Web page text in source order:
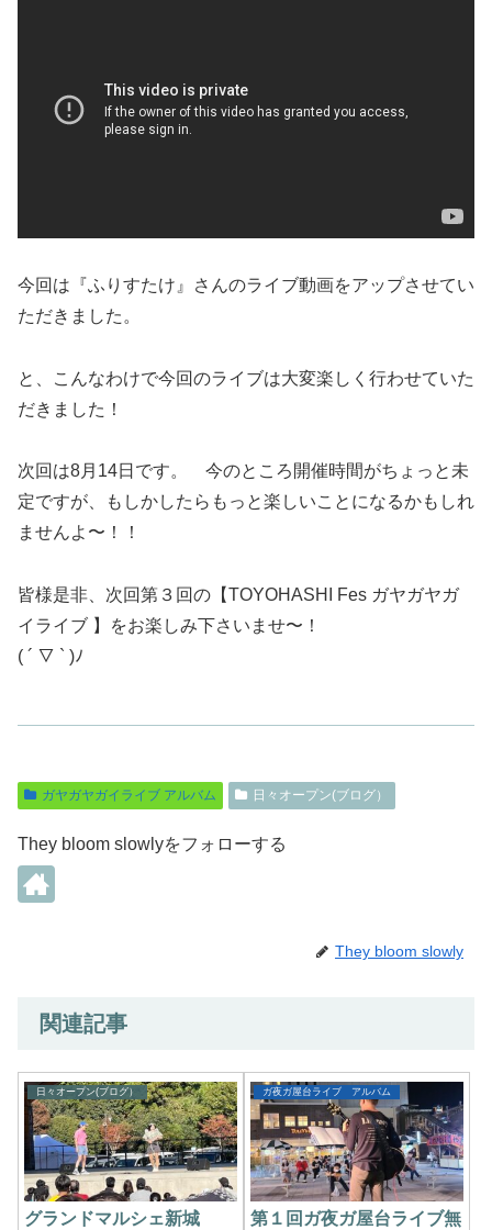
今回は『ふりすたけ』さんのライブ動画をアップさせてい
ただきました。
と、こんなわけで今回のライブは大変楽しく行わせていた
だきました！
次回は8月14日です。 今のところ開催時間がちょっと未
定ですが、もしかしたらもっと楽しいことになるかもしれ
ませんよ〜！！
皆様是非、次回第３回の【TOYOHASHI Fes ガヤガヤガ
イライブ 】をお楽しみ下さいませ〜！
( ´ ▽ ` )ﾉ
ガヤガヤガイライブ アルバム 日々オープン(ブログ）
They bloom slowlyをフォローする
They bloom slowly
関連記事
日々オープン(ブログ）
グランドマルシェ新城
ガ夜ガ屋台ライブ アルバム
第１回ガ夜ガ屋台ライブ無